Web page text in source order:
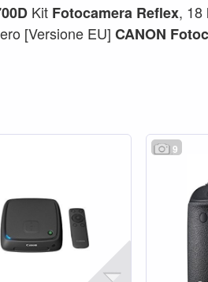
Kit Fotocamera Reflex, 18
[Versione EU] CANON
9